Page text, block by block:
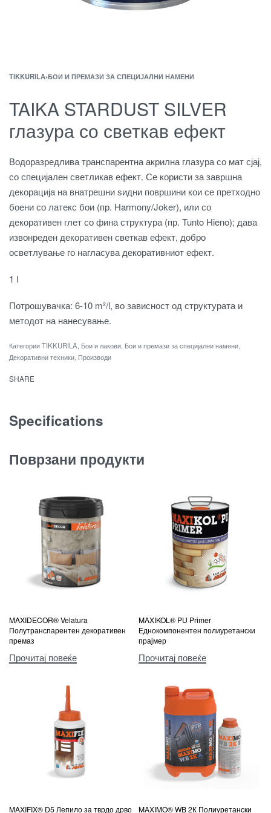
TIKKURILA›БОИ И ПРЕМАЗИ ЗА СПЕЦИЈАЛНИ НАМЕНИ
TAIKA STARDUST SILVER
глазура со светкав ефект
Водоразредлива транспарентна акрилна глазура со мат сјај,
со специјален светликав ефект. Се користи за завршна
декорација на внатрешни ѕидни површини кои се претходно
боени со латекс бои (пр. Harmony/Joker), или со
декоративен глет со фина структура (пр. Tunto Hieno); дава
извонреден декоративен светкав ефект, добро
осветлување го нагласува декоративниот ефект.
1 l
Потрошувачка: 6-10 m²/l, во зависност од структурата и
методот на нанесување.
КатегорииTIKKURILA Бои и лакови Бои и премази за специјални намени
Декоративни техники Производи
SHARE
Specifications
Поврзани продукти
MAXIDECOR® Velatura
Полутранспарентен декоративен
премаз
Прочитај повеќе
MAXIKOL® PU Primer
Еднокомпонентен полиуретански
прајмер
Прочитај повеќе
MAXIFIX® D5 Лепило за тврдо дрво MAXIMO® WB 2К Полиуретански